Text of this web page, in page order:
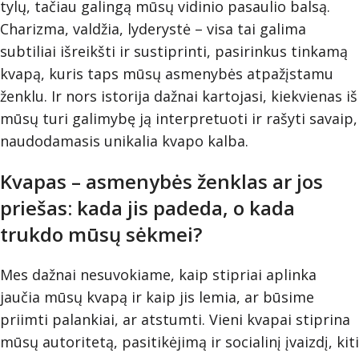
tylų, tačiau galingą mūsų vidinio pasaulio balsą.
Charizma, valdžia, lyderystė – visa tai galima
subtiliai išreikšti ir sustiprinti, pasirinkus tinkamą
kvapą, kuris taps mūsų asmenybės atpažįstamu
ženklu. Ir nors istorija dažnai kartojasi, kiekvienas iš
mūsų turi galimybę ją interpretuoti ir rašyti savaip,
naudodamasis unikalia kvapo kalba.
Kvapas – asmenybės ženklas ar jos
priešas: kada jis padeda, o kada
trukdo mūsų sėkmei?
Mes dažnai nesuvokiame, kaip stipriai aplinka
jaučia mūsų kvapą ir kaip jis lemia, ar būsime
priimti palankiai, ar atstumti. Vieni kvapai stiprina
mūsų autoritetą, pasitikėjimą ir socialinį įvaizdį, kiti